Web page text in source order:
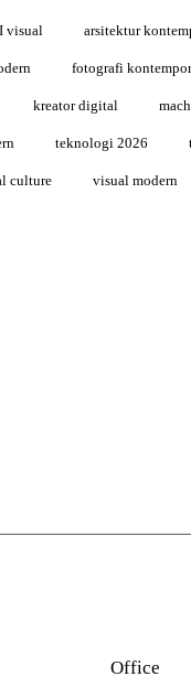
visual arsitektur
fotografi
kreator digital
teknologi 2026
culture visual modern
Office